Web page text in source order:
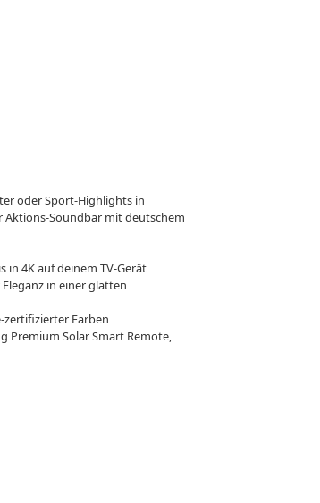
oder Sport-Highlights in
Aktions-Soundbar mit deutschem
in 4K auf deinem TV-Gerät
in einer glatten
Farben
Premium Solar Smart Remote,